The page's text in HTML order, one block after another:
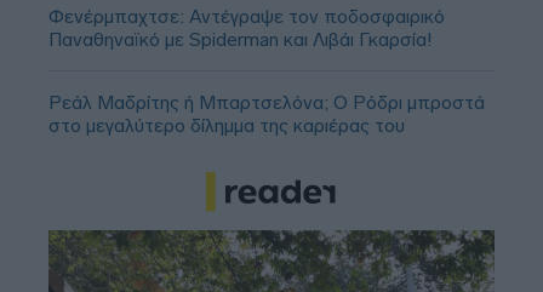
Φενέρμπαχτσε: Αντέγραψε τον ποδοσφαιρικό
Παναθηναϊκό με Spiderman και Λιβάι Γκαρσία!
Ρεάλ Μαδρίτης ή Μπαρτσελόνα; Ο Ρόδρι μπροστά
στο μεγαλύτερο δίλημμα της καριέρας του